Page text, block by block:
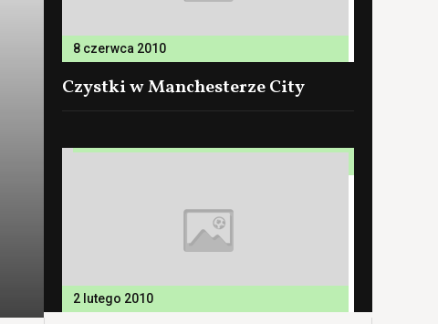
8 czerwca 2010
Czystki w Manchesterze City
2 lutego 2010